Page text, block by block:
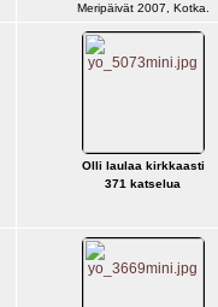
Meripäivät 2007, Kotka.
Olli laulaa kirkkaasti
371 katselua